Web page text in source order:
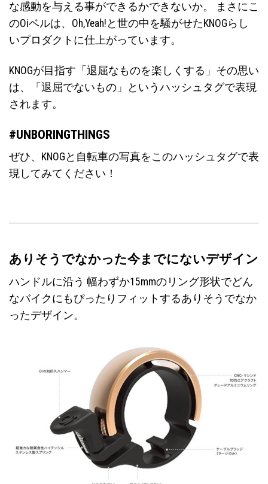
な感動を与える事ができるかできないか。 まさにこ
のOiベルは、Oh,Yeah!と世の中を騒がせたKNOGらし
いプロダクトに仕上がっています。
KNOGが目指す「退屈なものを楽しくする」その思い
は、「退屈でないもの」というハッシュタグで表現
されます。
#UNBORINGTHINGS
ぜひ、KNOGと自転車の写真をこのハッシュタグで表
現してみてください！
ありそうでなかった今までにないデザイン
ハンドルに沿う 幅わずか15mmのリング形状でどん
なバイクにもぴったりフィットするありそうでなか
ったデザイン。